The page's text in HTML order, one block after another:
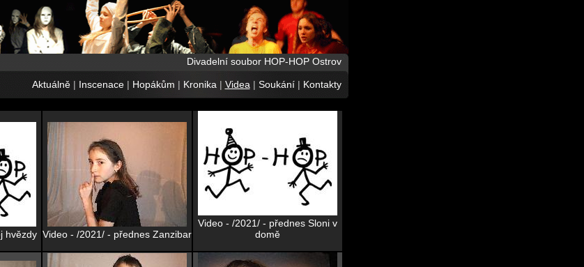
Divadelní soubor HOP-HOP Ostrov
Aktuálně| Inscenace| Hopákům | Kronika | Videa | Soukání| Kontakty
hvězdy Video - /2021/ - přednes Zanzibar
Video - /2021/ - přednes Sloni v
domě